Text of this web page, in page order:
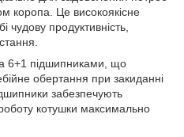
коропа. Це високоякісне
чудову продуктивність,
6+1 підшипниками, що
обертання при закиданні
забезпечують
котушки максимально